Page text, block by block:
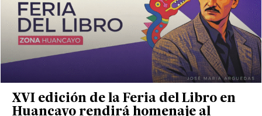
XVI edición de la Feria del Libro en
Huancayo rendirá homenaje al